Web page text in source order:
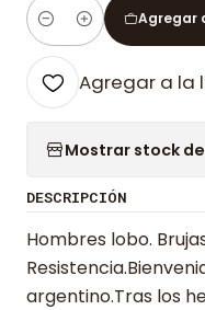
Cantidad
Agregar
Agregar a la
Mostrar stock
DESCRIPCIÓN
Hombres lobo.
argentino.Tras los